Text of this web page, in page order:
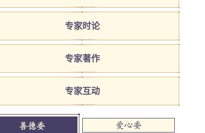
专家时论
专家著作
专家互动